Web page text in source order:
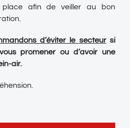
place afin de veiller au bon
d’éviter le secteursi
promener ou d’avoir une
air.